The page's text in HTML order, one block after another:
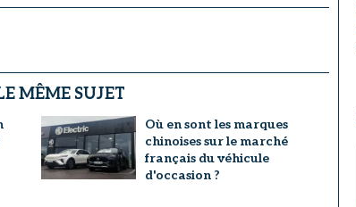
MÊME SUJET
Où en sont les marques
chinoises sur le marché
français du véhicule
d'occasion ?